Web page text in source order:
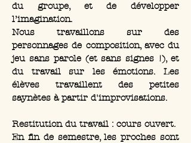
du groupe, et de développer
l’imagination.
Nous travaillons sur des
personnages de composition, avec du
jeu sans parole (et sans signes !), et
du travail sur les émotions. Les
élèves travaillent des petites
saynètes à partir d'improvisations.
Restitution du travail : cours ouvert.
En fin de semestre, les proches sont